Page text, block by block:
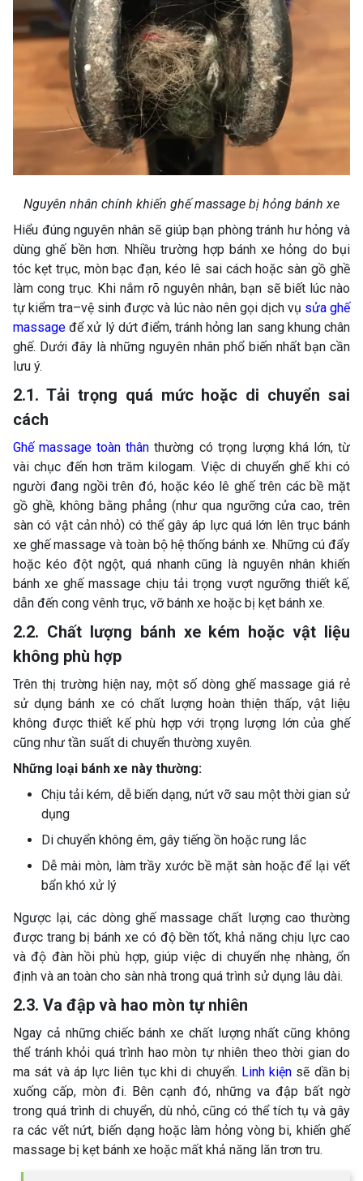
Nguyên nhân chính khiến ghế massage bị hỏng bánh xe
Hiểu đúng nguyên nhân sẽ giúp bạn phòng tránh hư hỏng và
dùng ghế bền hơn. Nhiều trường hợp bánh xe hỏng do bụi
tóc kẹt trục, mòn bạc đạn, kéo lê sai cách hoặc sàn gồ ghề
làm cong trục. Khi nắm rõ nguyên nhân, bạn sẽ biết lúc nào
tự kiểm tra–vệ sinh được và lúc nào nên gọi dịch vụ sửa ghế
massage để xử lý dứt điểm, tránh hỏng lan sang khung chân
ghế. Dưới đây là những nguyên nhân phổ biến nhất bạn cần
lưu ý.
2.1. Tải trọng quá mức hoặc di chuyển sai
cách
Ghế massage toàn thân thường có trọng lượng khá lớn, từ
vài chục đến hơn trăm kilogam. Việc di chuyển ghế khi có
người đang ngồi trên đó, hoặc kéo lê ghế trên các bề mặt
gồ ghề, không bằng phẳng (như qua ngưỡng cửa cao, trên
sàn có vật cản nhỏ) có thể gây áp lực quá lớn lên trục bánh
xe ghế massage và toàn bộ hệ thống bánh xe. Những cú đẩy
hoặc kéo đột ngột, quá nhanh cũng là nguyên nhân khiến
bánh xe ghế massage chịu tải trọng vượt ngưỡng thiết kế,
dẫn đến cong vênh trục, vỡ bánh xe hoặc bị kẹt bánh xe.
2.2. Chất lượng bánh xe kém hoặc vật liệu
không phù hợp
Trên thị trường hiện nay, một số dòng ghế massage giá rẻ
sử dụng bánh xe có chất lượng hoàn thiện thấp, vật liệu
không được thiết kế phù hợp với trọng lượng lớn của ghế
cũng như tần suất di chuyển thường xuyên.
Những loại bánh xe này thường:
Chịu tải kém, dễ biến dạng, nứt vỡ sau một thời gian sử
dụng
Di chuyển không êm, gây tiếng ồn hoặc rung lắc
Dễ mài mòn, làm trầy xước bề mặt sàn hoặc để lại vết
bẩn khó xử lý
Ngược lại, các dòng ghế massage chất lượng cao thường
được trang bị bánh xe có độ bền tốt, khả năng chịu lực cao
và độ đàn hồi phù hợp, giúp việc di chuyển nhẹ nhàng, ổn
định và an toàn cho sàn nhà trong quá trình sử dụng lâu dài.
2.3. Va đập và hao mòn tự nhiên
Ngay cả những chiếc bánh xe chất lượng nhất cũng không
thể tránh khỏi quá trình hao mòn tự nhiên theo thời gian do
ma sát và áp lực liên tục khi di chuyển. Linh kiện sẽ dần bị
xuống cấp, mòn đi. Bên cạnh đó, những va đập bất ngờ
trong quá trình di chuyển, dù nhỏ, cũng có thể tích tụ và gây
ra các vết nứt, biến dạng hoặc làm hỏng vòng bi, khiến ghế
massage bị kẹt bánh xe hoặc mất khả năng lăn trơn tru.